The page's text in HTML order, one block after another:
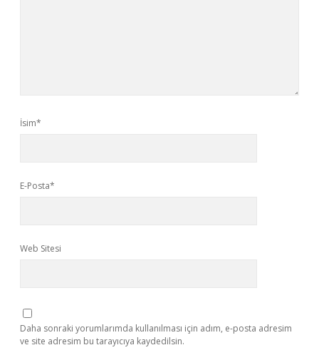
İsim*
E-Posta*
Web Sitesi
Daha sonraki yorumlarımda kullanılması için adım, e-posta adresim
ve site adresim bu tarayıcıya kaydedilsin.